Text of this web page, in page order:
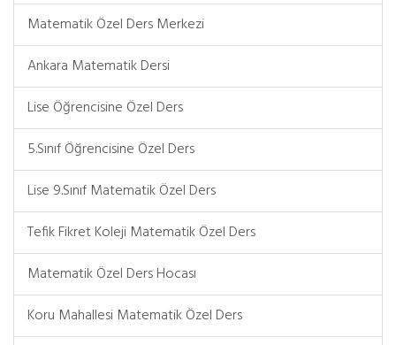
Matematik Özel Ders Merkezi
Ankara Matematik Dersi
Lise Öğrencisine Özel Ders
5.Sınıf Öğrencisine Özel Ders
Lise 9.Sınıf Matematik Özel Ders
Tefik Fikret Koleji Matematik Özel Ders
Matematik Özel Ders Hocası
Koru Mahallesi Matematik Özel Ders